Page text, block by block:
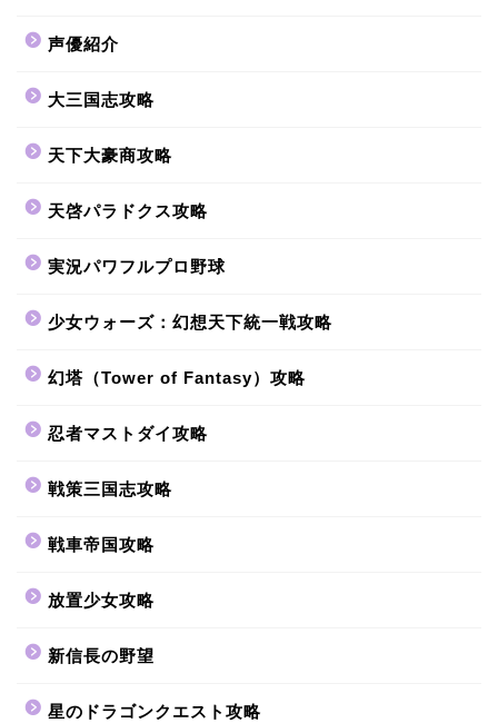
声優紹介
大三国志攻略
天下大豪商攻略
天啓パラドクス攻略
実況パワフルプロ野球
少女ウォーズ：幻想天下統一戦攻略
幻塔（Tower of Fantasy）攻略
忍者マストダイ攻略
戦策三国志攻略
戦車帝国攻略
放置少女攻略
新信長の野望
星のドラゴンクエスト攻略